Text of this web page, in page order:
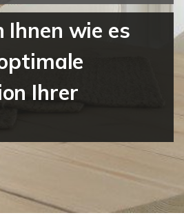
Ihnen wie es
Ihrer